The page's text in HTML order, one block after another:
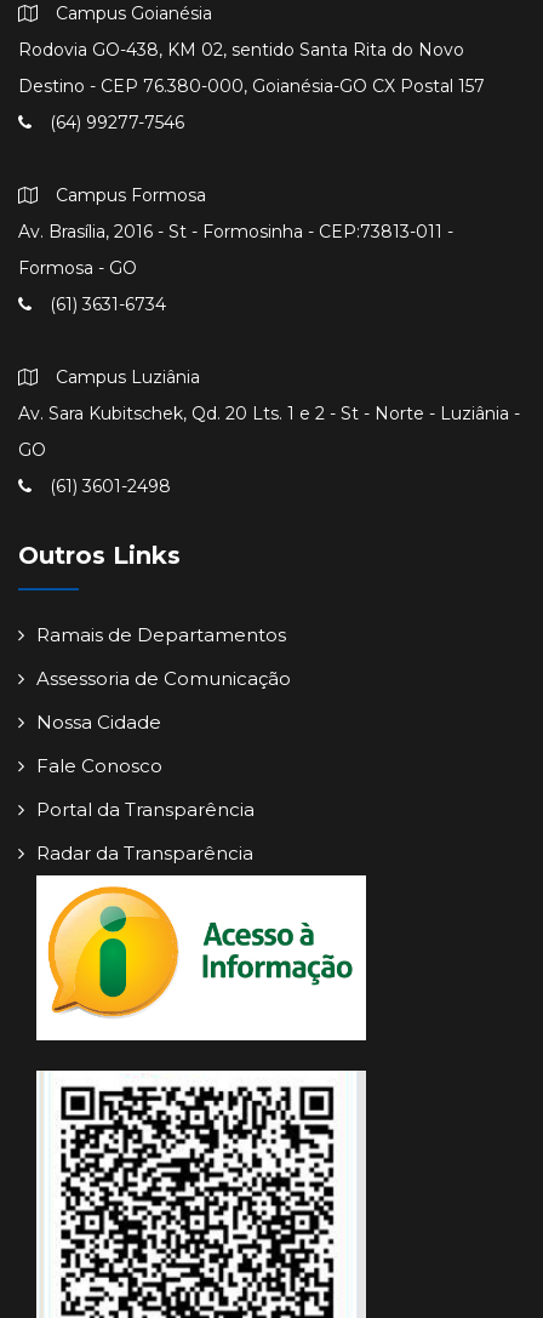
Campus Goianésia
Rodovia GO-438, KM 02, sentido Santa Rita do Novo
Destino - CEP 76.380-000, Goianésia-GO CX Postal 157
(64) 99277-7546
Campus Formosa
Av. Brasília, 2016 - St - Formosinha - CEP:73813-011 -
Formosa - GO
(61) 3631-6734
Campus Luziânia
Av. Sara Kubitschek, Qd. 20 Lts. 1 e 2 - St - Norte - Luziânia -
GO
(61) 3601-2498
Outros Links
Ramais de Departamentos
Assessoria de Comunicação
Nossa Cidade
Fale Conosco
Portal da Transparência
Radar da Transparência